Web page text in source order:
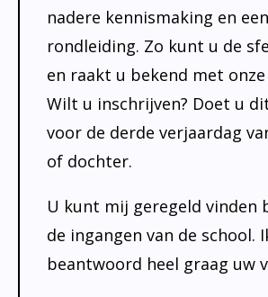
nadere kennismaking en een
rondleiding. Zo kunt u de
en raakt u bekend met onze
Wilt u inschrijven? Doet u
voor de derde verjaardag
of dochter.
U kunt mij geregeld vinden
de ingangen van de school.
beantwoord heel graag uw